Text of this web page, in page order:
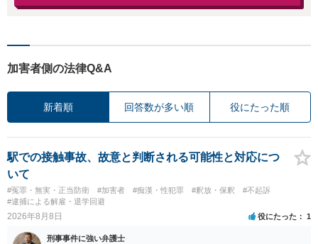
加害者側の法律Q&A
新着順 回答数が多い順 役にたった順
駅での接触事故、故意と判断される可能性と対応につ
いて
#冤罪・無実・正当防衛 #加害者 #痴漢・性犯罪 #釈放・保釈
#不起訴
#逮捕による解雇・退学回避
2026年8月8日 役にたった 1
刑事事件に強い弁護士